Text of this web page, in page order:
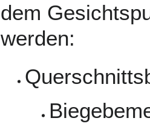
dem
werden: